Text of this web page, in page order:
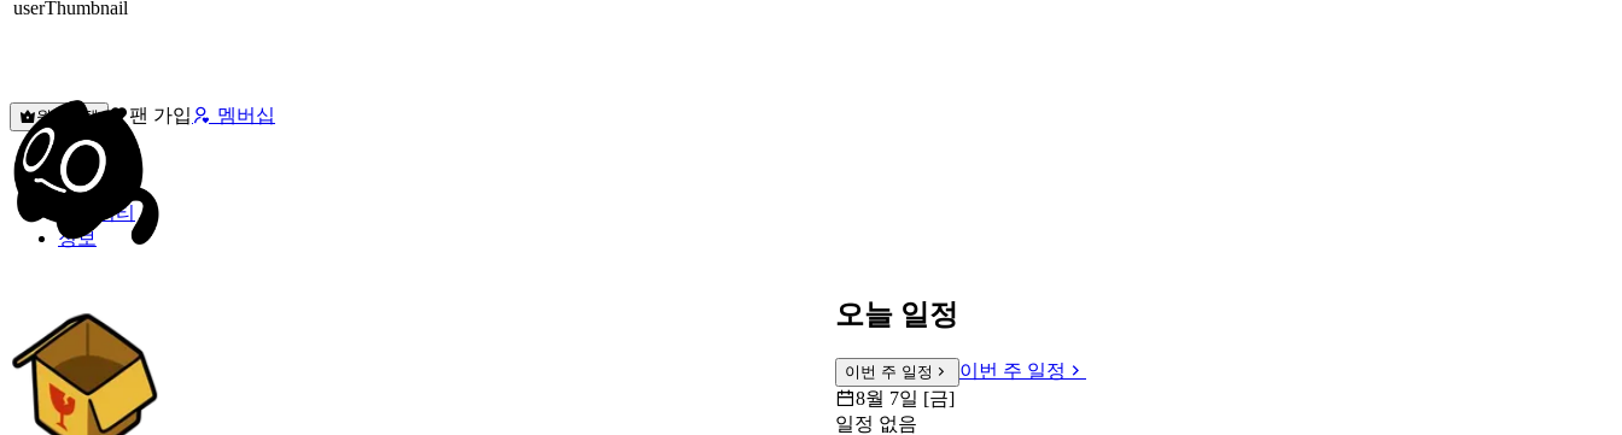
원픽선택 팬 가입 멤버십
밐타운
피드
커뮤니티
정보
오늘 일정
이번 주 일정
이번 주 일정
8월 7일 [금]
일정 없음